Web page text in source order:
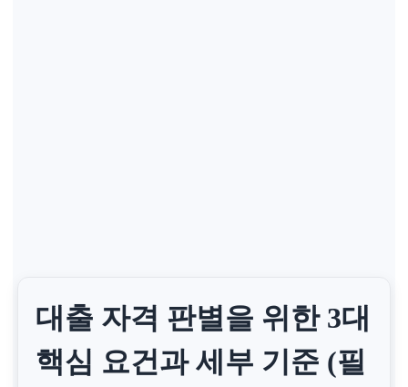
대출 자격 판별을 위한 3대
핵심 요건과 세부 기준 (필